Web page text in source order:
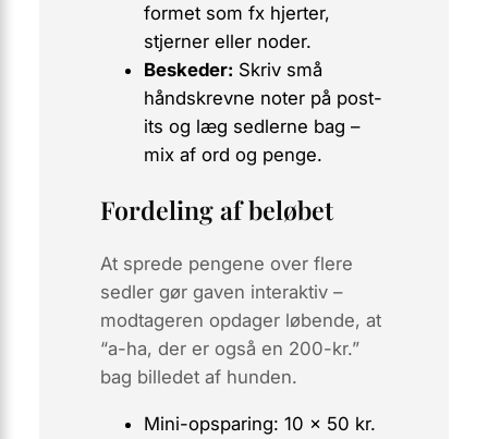
formet som fx hjerter,
stjerner eller noder.
Beskeder: Skriv små
håndskrevne noter på post-
its og læg sedlerne bag –
mix af ord og penge.
Fordeling af beløbet
At sprede pengene over flere
sedler gør gaven interaktiv–
modtageren opdager løbende, at
“a-ha, der er også en 200-kr.”
bag billedet af hunden.
Mini-opsparing: 10 × 50 kr.